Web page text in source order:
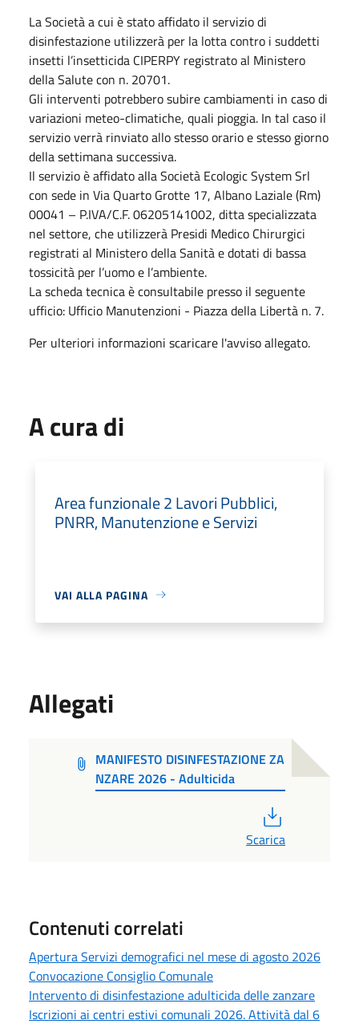
La Società a cui è stato affidato il servizio di
disinfestazione utilizzerà per la lotta contro i suddetti
insetti l’insetticida CIPERPY registrato al Ministero
della Salute con n. 20701.
Gli interventi potrebbero subire cambiamenti in caso di
variazioni meteo-climatiche, quali pioggia. In tal caso il
servizio verrà rinviato allo stesso orario e stesso giorno
della settimana successiva.
Il servizio è affidato alla Società Ecologic System Srl
con sede in Via Quarto Grotte 17, Albano Laziale (Rm)
00041 – P.IVA/C.F. 06205141002, ditta specializzata
nel settore, che utilizzerà Presidi Medico Chirurgici
registrati al Ministero della Sanità e dotati di bassa
tossicità per l’uomo e l’ambiente.
La scheda tecnica è consultabile presso il seguente
ufficio: Ufficio Manutenzioni - Piazza della Libertà n. 7.
Per ulteriori informazioni scaricare l'avviso allegato.
A cura di
Area funzionale 2 Lavori Pubblici,
PNRR, Manutenzione e Servizi
VAI ALLA PAGINA
Allegati
MANIFESTO DISINFESTAZIONE ZA
NZARE 2026 - Adulticida
Scarica
Contenuti correlati
Apertura Servizi demografici nel mese di agosto 2026
Convocazione Consiglio Comunale
Intervento di disinfestazione adulticida delle zanzare
Iscrizioni ai centri estivi comunali 2026. Attività dal 6